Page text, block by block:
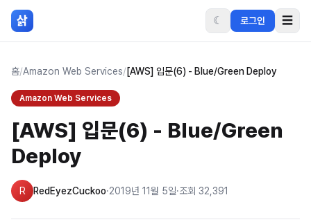
본문 바로가기
삵 ☾ 로그인 ☰
홈/Amazon Web Services/ [AWS] 입문(6) - Blue/Green Deploy
Amazon Web Services
[AWS] 입문(6) - Blue/Green
Deploy
R RedEyezCuckoo·2019년 11월 5일·조회 32,391